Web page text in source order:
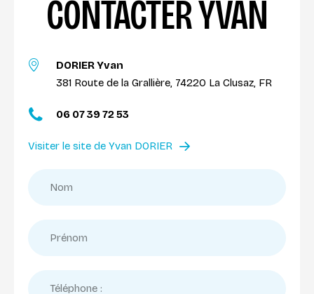
CONTACTER YVAN
DORIER Yvan
381 Route de la Grallière, 74220 La Clusaz, FR
06 07 39 72 53
Visiter le site de Yvan DORIER